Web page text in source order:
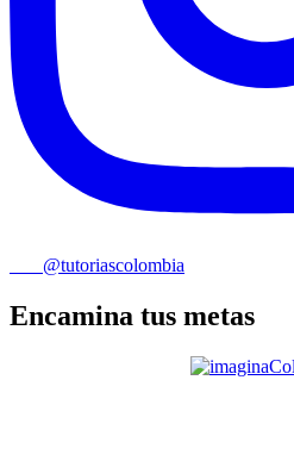
@tutoriascolombia
Encamina tus metas